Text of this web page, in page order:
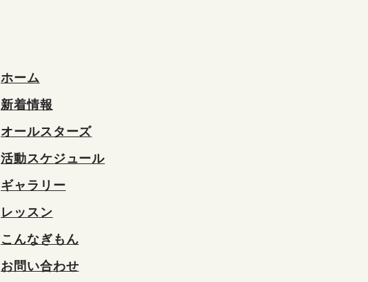
ホーム
新着情報
オールスターズ
活動スケジュール
ギャラリー
レッスン
こんなぎもん
お問い合わせ